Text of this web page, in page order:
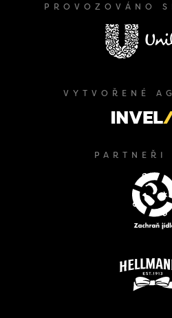
PROVOZOVÁNO
VYTVOŘENÉ
PARTNEŘI